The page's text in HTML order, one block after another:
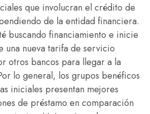
que involucran el crédito de
de la entidad financiera.
buscando financiamiento e inicie
una nueva tarifa de servicio
otros bancos para llegar a la
lo general, los grupos benéficos
iniciales presentan mejores
de préstamo en comparación